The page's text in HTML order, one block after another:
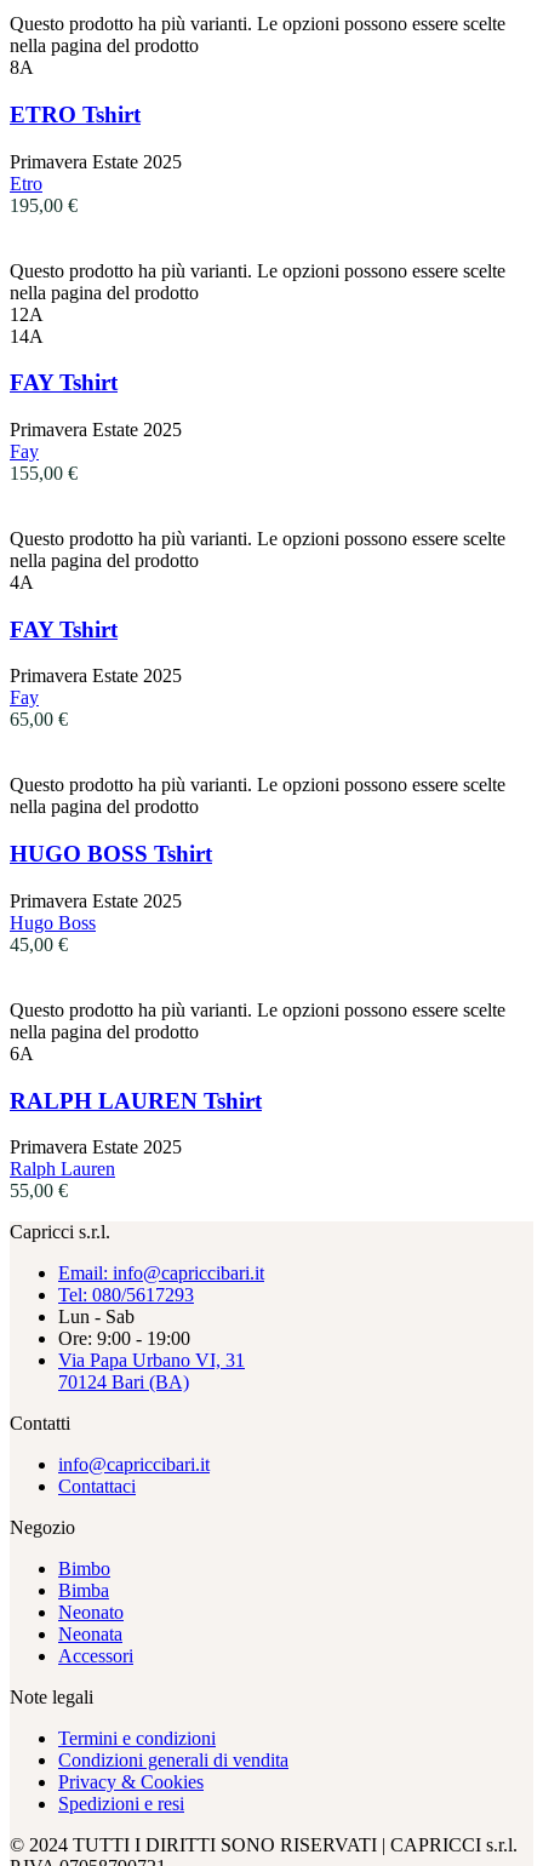
Questo prodotto ha più varianti. Le opzioni possono essere scelte
nella pagina del prodotto
8A
ETRO Tshirt
Primavera Estate 2025
Etro
195,00 €
Questo prodotto ha più varianti. Le opzioni possono essere scelte
nella pagina del prodotto
12A
14A
FAY Tshirt
Primavera Estate 2025
Fay
155,00 €
Questo prodotto ha più varianti. Le opzioni possono essere scelte
nella pagina del prodotto
4A
FAY Tshirt
Primavera Estate 2025
Fay
65,00 €
Questo prodotto ha più varianti. Le opzioni possono essere scelte
nella pagina del prodotto
HUGO BOSS Tshirt
Primavera Estate 2025
Hugo Boss
45,00 €
Questo prodotto ha più varianti. Le opzioni possono essere scelte
nella pagina del prodotto
6A
RALPH LAUREN Tshirt
Primavera Estate 2025
Ralph Lauren
55,00 €
Capricci s.r.l.
Email: info@capriccibari.it
Tel: 080/5617293
Lun - Sab
Ore: 9:00 - 19:00
Via Papa Urbano VI, 31
70124 Bari (BA)
Contatti
info@capriccibari.it
Contattaci
Negozio
Bimbo
Bimba
Neonato
Neonata
Accessori
Note legali
Termini e condizioni
Condizioni generali di vendita
Privacy & Cookies
Spedizioni e resi
© 2024 TUTTI I DIRITTI SONO RISERVATI | CAPRICCI s.r.l.